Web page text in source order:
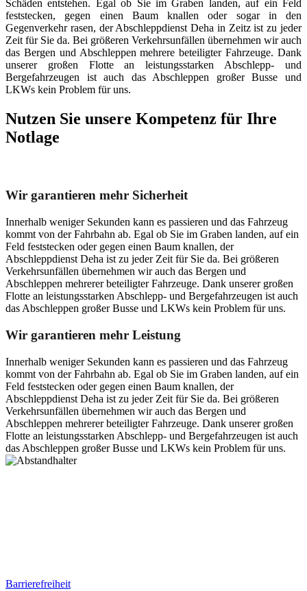
Schäden entstehen. Egal ob Sie im Graben landen, auf ein Feld
feststecken, gegen einen Baum knallen oder sogar in den
Gegenverkehr rasen, der Abschleppdienst Deha in Zeitz ist zu jeder
Zeit für Sie da. Bei größeren Verkehrsunfällen übernehmen wir auch
das Bergen und Abschleppen mehrere beteiligter Fahrzeuge. Dank
unserer großen Flotte an leistungsstarken Abschlepp- und
Bergefahrzeugen ist auch das Abschleppen großer Busse und
LKWs kein Problem für uns.
Nutzen Sie unsere Kompetenz für Ihre
Notlage
Wir garantieren mehr Sicherheit
Innerhalb weniger Sekunden kann es passieren und das Fahrzeug
kommt von der Fahrbahn ab. Egal ob Sie im Graben landen, auf ein
Feld feststecken oder gegen einen Baum knallen, der
Abschleppdienst Deha ist zu jeder Zeit für Sie da. Bei größeren
Verkehrsunfällen übernehmen wir auch das Bergen und
Abschleppen mehrerer beteiligter Fahrzeuge. Dank unserer großen
Flotte an leistungsstarken Abschlepp- und Bergefahrzeugen ist auch
das Abschleppen großer Busse und LKWs kein Problem für uns.
Wir garantieren mehr Leistung
Innerhalb weniger Sekunden kann es passieren und das Fahrzeug
kommt von der Fahrbahn ab. Egal ob Sie im Graben landen, auf ein
Feld feststecken oder gegen einen Baum knallen, der
Abschleppdienst Deha ist zu jeder Zeit für Sie da. Bei größeren
Verkehrsunfällen übernehmen wir auch das Bergen und
Abschleppen mehrerer beteiligter Fahrzeuge. Dank unserer großen
Flotte an leistungsstarken Abschlepp- und Bergefahrzeugen ist auch
das Abschleppen großer Busse und LKWs kein Problem für uns.
Barrierefreiheit